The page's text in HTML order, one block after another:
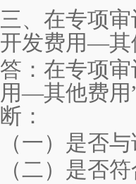
三、在专项
开发费用—其
答：在专项
用—其他费用
断：
（一）是否
（二）是否